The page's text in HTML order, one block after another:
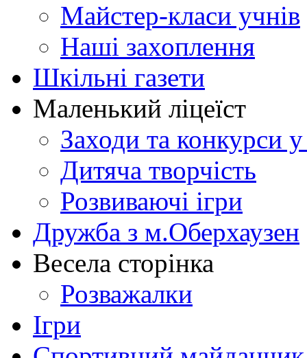
Майстер-класи учнів
Наші захоплення
Шкільні газети
Маленький ліцеїст
Заходи та конкурси у
Дитяча творчість
Розвиваючі ігри
Дружба з м.Оберхаузен
Весела сторінка
Розважалки
Ігри